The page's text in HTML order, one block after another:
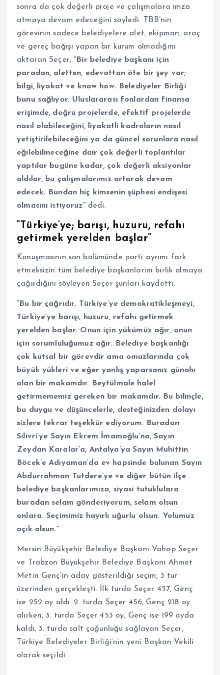
sonra da çok değerli proje ve çalışmalara imza
atmaya devam edeceğini söyledi. TBB’nin
görevinin sadece belediyelere alet, ekipman, araç
ve gereç bağışı yapan bir kurum olmadığını
aktaran Seçer,“Bir belediye başkanı için
paradan, aletten, edevattan öte bir şey var;
bilgi, liyakat ve know how. Belediyeler Birliği
bunu sağlıyor. Uluslararası fonlardan finansa
erişimde, doğru projelerde, efektif projelerde
nasıl olabileceğini, liyakatli kadroların nasıl
yetiştirilebileceğini ya da güncel sorunlara nasıl
eğilebilineceğine dair çok değerli toplantılar
yaptılar bugüne kadar, çok değerli aksiyonlar
aldılar, bu çalışmalarımız artarak devam
edecek. Bundan hiç kimsenin şüphesi endişesi
olmasını istiyoruz”dedi.
“Türkiye’ye; barışı, huzuru, refahı
getirmek yerelden başlar”
Konuşmasının son bölümünde parti ayrımı fark
etmeksizin tüm belediye başkanlarını birlik olmaya
çağırdığını söyleyen Seçer şunları kaydetti:
“Bu bir çağrıdır. Türkiye’ye demokratikleşmeyi,
Türkiye’ye barışı, huzuru, refahı getirmek
yerelden başlar. Onun için yükümüz ağır, onun
için sorumluluğumuz ağır. Belediye başkanlığı
çok kutsal bir görevdir ama omuzlarında çok
büyük yükleri ve eğer yanlış yaparsanız günahı
olan bir makamdır. Beytülmale halel
getirmememiz gereken bir makamdır. Bu bilinçle,
bu duygu ve düşüncelerle, desteğinizden dolayı
sizlere tekrar teşekkür ediyorum. Buradan
Silivri’ye Sayın Ekrem İmamoğlu’na, Sayın
Zeydan Karalar’a, Antalya’ya Sayın Muhittin
Böcek’e Adıyaman’da ev hapsinde bulunan Sayın
Abdurrahman Tutdere’ye ve diğer bütün ilçe
belediye başkanlarımıza, siyasi tutuklulara
buradan selam gönderiyorum, selam olsun
onlara. Seçimimiz hayırlı uğurlu olsun. Yolumuz
açık olsun.”
Mersin Büyükşehir Belediye Başkanı Vahap Seçer
ve Trabzon Büyükşehir Belediye Başkanı Ahmet
Metin Genç’in aday gösterildiği seçim, 3 tur
üzerinden gerçekleşti. İlk turda Seçer 457, Genç
ise 252 oy aldı. 2. turda Seçer 456, Genç 218 oy
alırken; 3. turda Seçer 453 oy, Genç ise 199 oyda
kaldı. 3. turda salt çoğunluğu sağlayan Seçer,
Türkiye Belediyeler Birliği’nin yeni Başkan Vekili
olarak seçildi.